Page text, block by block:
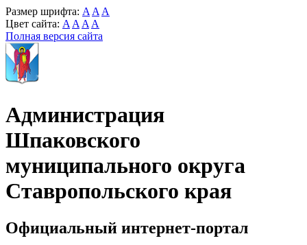
Размер шрифта: A A A
Цвет сайта: A A A A
Полная версия сайта
Администрация
Шпаковского
муниципального округа
Ставропольского края
Официальный интернет-портал